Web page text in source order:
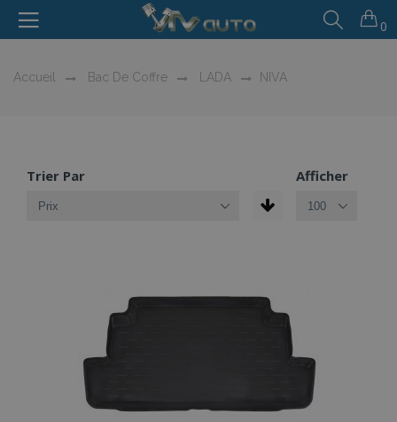
0
Accueil Bac De Coffre LADA NIVA
Trier Par Afficher